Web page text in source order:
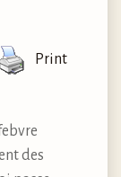
Print
des